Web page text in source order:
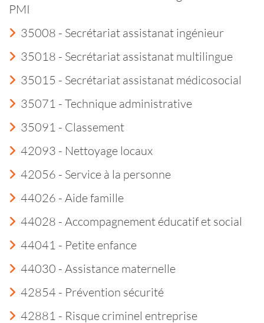
PMI
35008 - Secrétariat assistanat ingénieur
35018 - Secrétariat assistanat multilingue
35015 - Secrétariat assistanat médicosocial
35071 - Technique administrative
35091 - Classement
42093 - Nettoyage locaux
42056 - Service à la personne
44026 - Aide famille
44028 - Accompagnement éducatif et social
44041 - Petite enfance
44030 - Assistance maternelle
42854 - Prévention sécurité
42881 - Risque criminel entreprise